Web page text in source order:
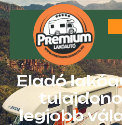
Eladó
legjobb